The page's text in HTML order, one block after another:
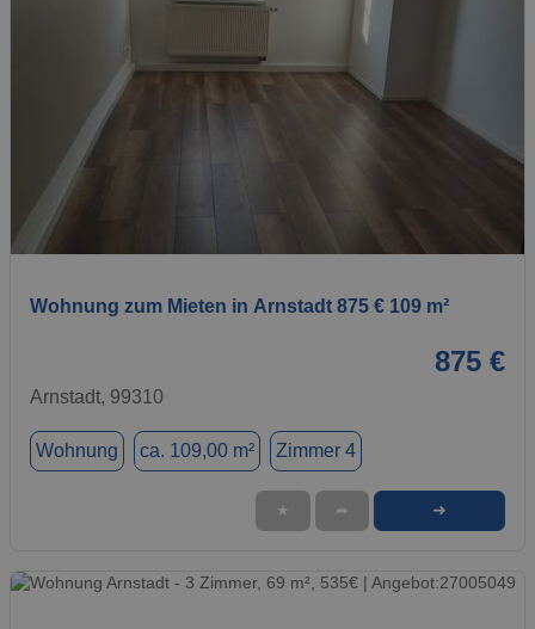
Wohnung zum Mieten in Arnstadt 875 € 109 m²
875 €
Arnstadt, 99310
Wohnung ca. 109,00 m² Zimmer 4
★ ➦ ➜